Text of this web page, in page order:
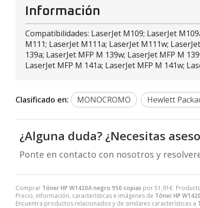
Comprar Tóner HP W1420A negro 950 copias por51,91€.
Precio, información, características e imágenes de Tóner HP
Encuentra productos relacionados y de similares características a
Información
Compatibilidades: LaserJet M109; LaserJet
M111; LaserJet M111a; LaserJet M111w;
139a; LaserJet MFP M 139w; LaserJet MFP M
LaserJet MFP M 141a; LaserJet MFP M 141w;
Clasificado en: MONOCROMO Hewlett
¿Alguna duda? ¿Necesitas
Ponte en contacto con nosotros y